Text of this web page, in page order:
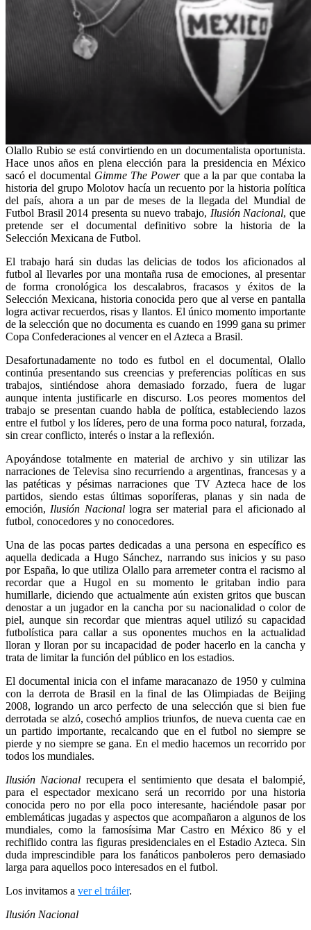
Olallo Rubio se está convirtiendo en un documentalista oportunista.
Hace unos años en plena elección para la presidencia en México
sacó el documental Gimme The Powerque a la par que contaba la
historia del grupo Molotov hacía un recuento por la historia política
del país, ahora a un par de meses de la llegada del Mundial de
Futbol Brasil 2014 presenta su nuevo trabajo, Ilusión Nacional, que
pretende ser el documental definitivo sobre la historia de la
Selección Mexicana de Futbol.
El trabajo hará sin dudas las delicias de todos los aficionados al
futbol al llevarles por una montaña rusa de emociones, al presentar
de forma cronológica los descalabros, fracasos y éxitos de la
Selección Mexicana, historia conocida pero que al verse en pantalla
logra activar recuerdos, risas y llantos. El único momento importante
de la selección que no documenta es cuando en 1999 gana su primer
Copa Confederaciones al vencer en el Azteca a Brasil.
Desafortunadamente no todo es futbol en el documental, Olallo
continúa presentando sus creencias y preferencias políticas en sus
trabajos, sintiéndose ahora demasiado forzado, fuera de lugar
aunque intenta justificarle en discurso. Los peores momentos del
trabajo se presentan cuando habla de política, estableciendo lazos
entre el futbol y los líderes, pero de una forma poco natural, forzada,
sin crear conflicto, interés o instar a la reflexión.
Apoyándose totalmente en material de archivo y sin utilizar las
narraciones de Televisa sino recurriendo a argentinas, francesas y a
las patéticas y pésimas narraciones que TV Azteca hace de los
partidos, siendo estas últimas soporíferas, planas y sin nada de
emoción, Ilusión Nacionallogra ser material para el aficionado al
futbol, conocedores y no conocedores.
Una de las pocas partes dedicadas a una persona en específico es
aquella dedicada a Hugo Sánchez, narrando sus inicios y su paso
por España, lo que utiliza Olallo para arremeter contra el racismo al
recordar que a Hugol en su momento le gritaban indio para
humillarle, diciendo que actualmente aún existen gritos que buscan
denostar a un jugador en la cancha por su nacionalidad o color de
piel, aunque sin recordar que mientras aquel utilizó su capacidad
futbolística para callar a sus oponentes muchos en la actualidad
lloran y lloran por su incapacidad de poder hacerlo en la cancha y
trata de limitar la función del público en los estadios.
El documental inicia con el infame maracanazo de 1950 y culmina
con la derrota de Brasil en la final de las Olimpiadas de Beijing
2008, logrando un arco perfecto de una selección que si bien fue
derrotada se alzó, cosechó amplios triunfos, de nueva cuenta cae en
un partido importante, recalcando que en el futbol no siempre se
pierde y no siempre se gana. En el medio hacemos un recorrido por
todos los mundiales.
Ilusión Nacional recupera el sentimiento que desata el balompié,
para el espectador mexicano será un recorrido por una historia
conocida pero no por ella poco interesante, haciéndole pasar por
emblemáticas jugadas y aspectos que acompañaron a algunos de los
mundiales, como la famosísima Mar Castro en México 86 y el
rechiflido contra las figuras presidenciales en el Estadio Azteca. Sin
duda imprescindible para los fanáticos panboleros pero demasiado
larga para aquellos poco interesados en el futbol.
Los invitamos a ver el tráiler.
Ilusión Nacional